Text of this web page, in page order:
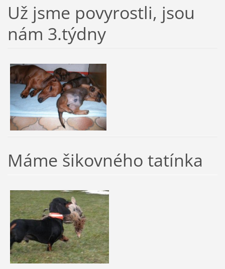
Už jsme povyrostli, jsou
nám 3.týdny
Máme šikovného tatínka